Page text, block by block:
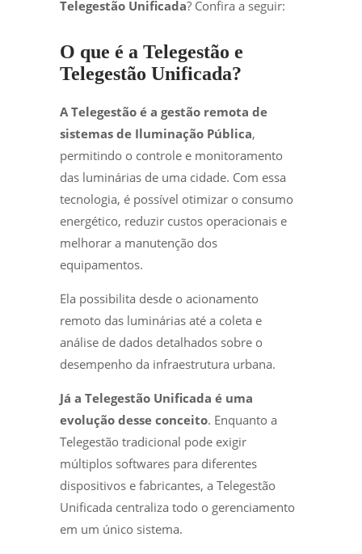
Telegestão Unificada? Confira a seguir:
O que é a Telegestão e
Telegestão Unificada?
A Telegestão é a gestão remota de
sistemas de Iluminação Pública,
permitindo o controle e monitoramento
das luminárias de uma cidade. Com essa
tecnologia, é possível otimizar o consumo
energético, reduzir custos operacionais e
melhorar a manutenção dos
equipamentos.
Ela possibilita desde o acionamento
remoto das luminárias até a coleta e
análise de dados detalhados sobre o
desempenho da infraestrutura urbana.
Já a Telegestão Unificada é uma
evolução desse conceito. Enquanto a
Telegestão tradicional pode exigir
múltiplos softwares para diferentes
dispositivos e fabricantes, a Telegestão
Unificada centraliza todo o gerenciamento
em um único sistema.